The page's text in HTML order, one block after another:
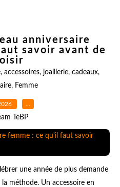
anniversaire
savoir avant de
, accessoires, joaillerie, cadeaux,
, Femme
…
TeBP
une année de plus demande
méthode. Un accessoire en